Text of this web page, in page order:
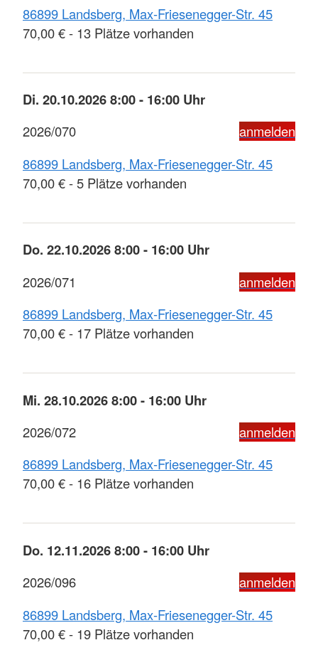
86899 Landsberg, Max-Friesenegger-Str. 45
70,00 € - 13 Plätze vorhanden
Di. 20.10.2026 8:00 - 16:00 Uhr
2026/070
anmelden
86899 Landsberg, Max-Friesenegger-Str. 45
70,00 € - 5 Plätze vorhanden
Do. 22.10.2026 8:00 - 16:00 Uhr
2026/071
anmelden
86899 Landsberg, Max-Friesenegger-Str. 45
70,00 € - 17 Plätze vorhanden
Mi. 28.10.2026 8:00 - 16:00 Uhr
2026/072
anmelden
86899 Landsberg, Max-Friesenegger-Str. 45
70,00 € - 16 Plätze vorhanden
Do. 12.11.2026 8:00 - 16:00 Uhr
2026/096
anmelden
86899 Landsberg, Max-Friesenegger-Str. 45
70,00 € - 19 Plätze vorhanden